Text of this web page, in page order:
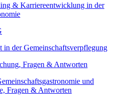
& Karriereentwicklung in der
in der Gemeinschaftsverpflegung
Fragen & Antworten
und
Fragen & Antworten